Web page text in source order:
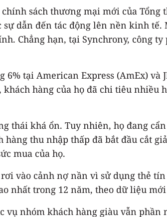
sách thương mại mới của
dẫn đến tác động lên nền kinh tế.
Chẳng hạn, tại Synchrony, công
tại American Express (AmEx)
hàng của họ đã chi tiêu nhiều
thái khá ổn. Tuy nhiên, họ đang
hàng thu nhập thấp đã bắt đầu cắt
mua của họ.
vào cảnh nợ nần vì sử dụng thẻ
nhất trong 12 năm, theo dữ liệu
vụ nhóm khách hàng giàu vẫn